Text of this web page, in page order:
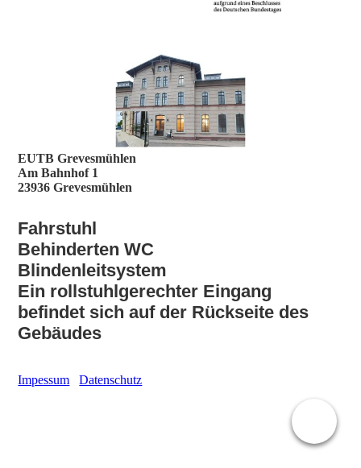
EUTB Grevesmühlen
Am Bahnhof 1
23936 Grevesmühlen
Fahrstuhl
Behinderten WC
Blindenleitsystem
Ein rollstuhlgerechter Eingang
befindet sich auf der Rückseite des
Gebäudes
Impessum Datenschutz